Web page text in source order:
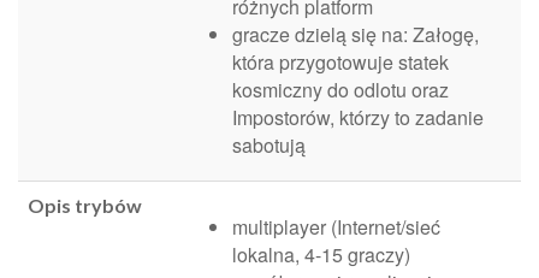
różnych platform
gracze dzielą się na: Załogę,
która przygotowuje statek
kosmiczny do odlotu oraz
Impostorów, którzy to zadanie
sabotują
Opis trybów
multiplayer (Internet/sieć
lokalna, 4-15 graczy)